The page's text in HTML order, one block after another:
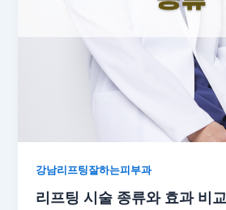
강남리프팅잘하는피부과
리프팅 시술 종류와 효과 비교